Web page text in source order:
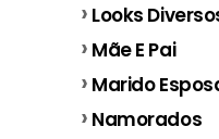
Looks
Mãe E Pai
Marido
Namorados